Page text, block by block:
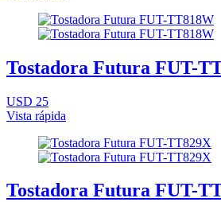
Tostadora Futura FUT-
USD 25
Vista rápida
Tostadora Futura FUT-